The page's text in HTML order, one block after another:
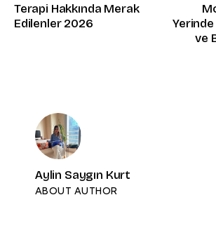
Terapi Hakkında Merak
Edilenler 2026
ve
Aylin Saygın Kurt
ABOUT AUTHOR